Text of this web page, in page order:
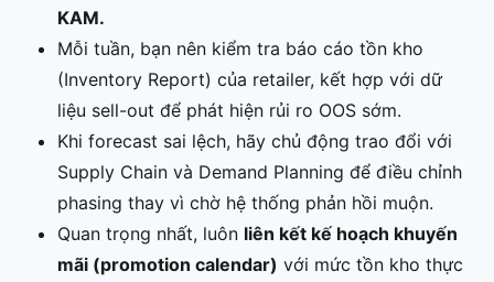
KAM.
Mỗi tuần, bạn nên kiểm tra báo cáo tồn kho
(Inventory Report) của retailer, kết hợp với dữ
liệu sell-out để phát hiện rủi ro OOS sớm.
Khi forecast sai lệch, hãy chủ động trao đổi với
Supply Chain và Demand Planning để điều chỉnh
phasing thay vì chờ hệ thống phản hồi muộn.
Quan trọng nhất, luôn liên kết kế hoạch khuyến
mãi (promotion calendar) với mức tồn kho thực